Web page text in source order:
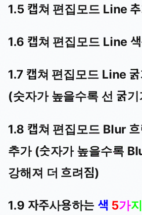
1.5 캡쳐 편집모드 Line
1.6 캡쳐 편집모드 Line
1.7 캡쳐 편집모드 Line
(숫자가 높을수록 선 굵
1.8 캡쳐 편집모드 Blur
추가 (숫자가 높을수록
강해져 더 흐려짐)
1.9 자주사용하는 색 5가지